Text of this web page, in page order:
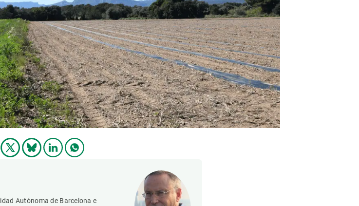
Autónoma de Barcelona e